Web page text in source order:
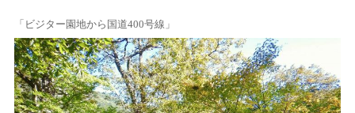
「ビジター園地から国道400号線」